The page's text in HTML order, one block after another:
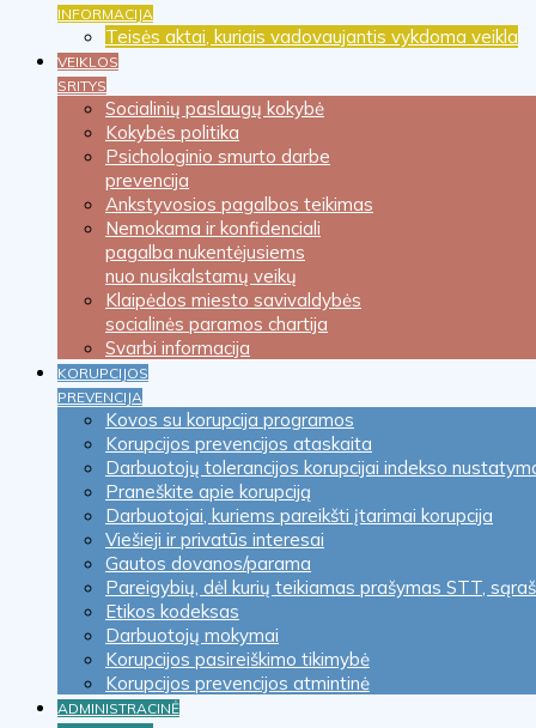
INFORMACIJA
Teisės aktai, kuriais vadovaujantis vykdoma veikla
VEIKLOS
SRITYS
Socialinių paslaugų kokybė
Kokybės politika
Psichologinio smurto darbe
prevencija
Ankstyvosios pagalbos teikimas
Nemokama ir konfidenciali
pagalba nukentėjusiems
nuo nusikalstamų veikų
Klaipėdos miesto savivaldybės
socialinės paramos chartija
Svarbi informacija
KORUPCIJOS
PREVENCIJA
Kovos su korupcija programos
Korupcijos prevencijos ataskaita
Darbuotojų tolerancijos korupcijai indekso
Praneškite apie korupciją
Darbuotojai, kuriems pareikšti įtarimai korupcija
Viešieji ir privatūs interesai
Gautos dovanos/parama
Pareigybių, dėl kurių teikiamas prašymas STT,
Etikos kodeksas
Darbuotojų mokymai
Korupcijos pasireiškimo tikimybė
Korupcijos prevencijos atmintinė
ADMINISTRACINĖ